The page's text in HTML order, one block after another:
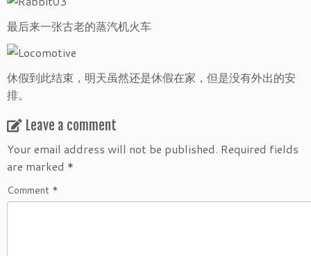
最后来一张古老的蒸汽机火车
休假到此结束，明天虽然还是休假在家，但是没有外出的安
排。
Leave a comment
Your email address will not be published. Required fields
are marked *
Comment *